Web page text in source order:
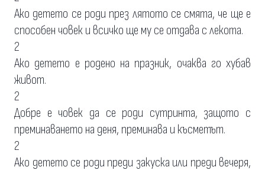
Ако детето се роди през лятото се смята, че ще е
способен човек и всичко ще му се отдава с лекота.
2
Ако детето е родено на празник, очаква го хубав
живот.
2
Добре е човек да се роди сутринта, защото с
преминаването на деня, преминава и късметът.
2
Ако детето се роди преди закуска или преди вечеря,